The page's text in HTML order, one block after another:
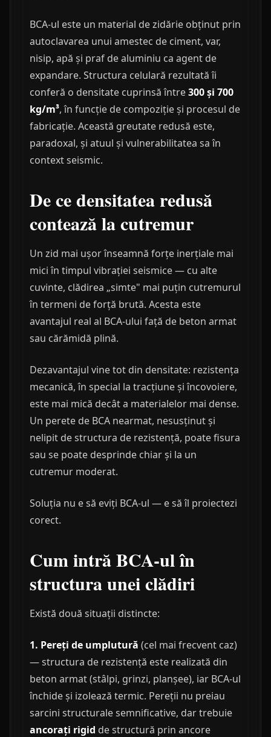
BCA-ul este un material de zidărie obținut prin
autoclavarea unui amestec de ciment, var,
nisip, apă și praf de aluminiu ca agent de
expandare. Structura celulară rezultată îi
conferă o densitate cuprinsă între300 și 700
kg/m³, în funcție de compoziție și procesul de
fabricație. Această greutate redusă este,
paradoxal, și atuul și vulnerabilitatea sa în
context seismic.
De ce densitatea redusă
contează la cutremur
Un zid mai ușor înseamnă forțe inerțiale mai
mici în timpul vibrației seismice — cu alte
cuvinte, clădirea „simte" mai puțin cutremurul
în termeni de forță brută. Acesta este
avantajul real al BCA-ului față de beton armat
sau cărămidă plină.
Dezavantajul vine tot din densitate: rezistența
mecanică, în special la tracțiune și încovoiere,
este mai mică decât a materialelor mai dense.
Un perete de BCA nearmat, nesusținut și
nelipit de structura de rezistență, poate fisura
sau se poate desprinde chiar și la un
cutremur moderat.
Soluția nu e să eviți BCA-ul — e să îl proiectezi
corect.
Cum intră BCA-ul în
structura unei clădiri
Există două situații distincte:
1. Pereți de umplutură (cel mai frecvent caz)
— structura de rezistență este realizată din
beton armat (stâlpi, grinzi, planșee), iar BCA-ul
închide și izolează termic. Pereții nu preiau
sarcini structurale semnificative, dar trebuie
ancorați rigid de structură prin ancore